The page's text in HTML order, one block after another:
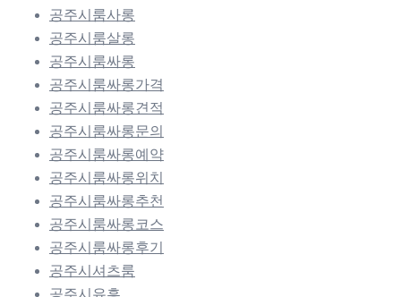
공주시룸사롱
공주시룸살롱
공주시룸싸롱
공주시룸싸롱가격
공주시룸싸롱견적
공주시룸싸롱문의
공주시룸싸롱예약
공주시룸싸롱위치
공주시룸싸롱추천
공주시룸싸롱코스
공주시룸싸롱후기
공주시셔츠룸
공주시유흥